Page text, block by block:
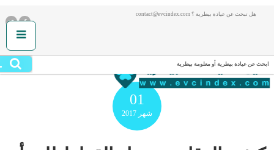
هل تبحث عن عيادة بيطرية ؟ contact@evcindex.com
ابحث عن عيادة بيطرية أو معلومة بيطرية
01
شهر 2017